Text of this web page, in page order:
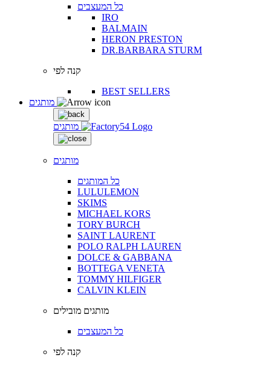
כל המעצבים
IRO
BALMAIN
HERON PRESTON
DR.BARBARA STURM
קנה לפי
BEST SELLERS
מותגים
מותגים
כל המותגים
LULULEMON
SKIMS
MICHAEL KORS
TORY BURCH
SAINT LAURENT
POLO RALPH LAUREN
DOLCE & GABBANA
BOTTEGA VENETA
TOMMY HILFIGER
CALVIN KLEIN
מותגים מובילים
כל המעצבים
קנה לפי